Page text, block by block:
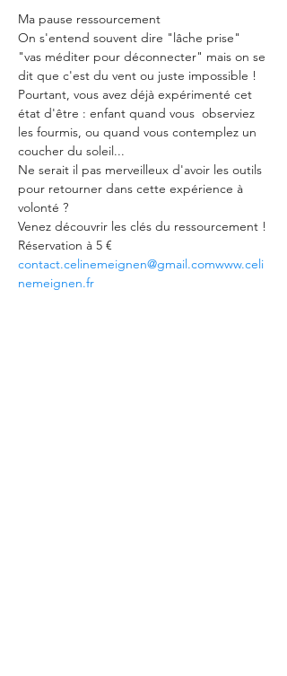
Ma pause ressourcement
On s'entend souvent dire "lâche prise"
"vas méditer pour déconnecter" mais on se
dit que c'est du vent ou juste impossible !
Pourtant, vous avez déjà expérimenté cet
état d'être : enfant quand vous  observiez
les fourmis, ou quand vous contemplez un
coucher du soleil...
Ne serait il pas merveilleux d'avoir les outils
pour retourner dans cette expérience à
volonté ?
Venez découvrir les clés du ressourcement !
contact.celinemeignen@gmail.comwww.celi
nemeignen.fr